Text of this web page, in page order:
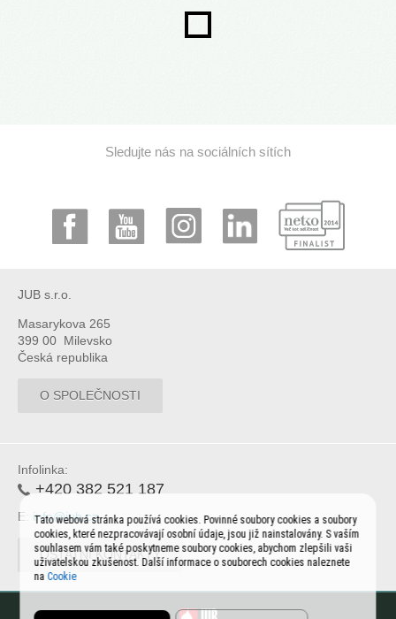
Sledujte nás na sociálních sítích
JUB s.r.o.
Masarykova 265
399 00 Milevsko
Česká republika
O SPOLEČNOSTI
Infolinka:
+420 382 521 187
E: info@jub.cz
OSTATNÍ KONTAKTY
Tato webová stránka používá cookies. Povinné soubory cookies a soubory
cookies, které nezpracovávají osobní údaje, jsou již nainstalovány. S vaším
souhlasem vám také poskytneme soubory cookies, abychom zlepšili vaši
uživatelskou zkušenost. Další informace o souborech cookies naleznete
na Cookie